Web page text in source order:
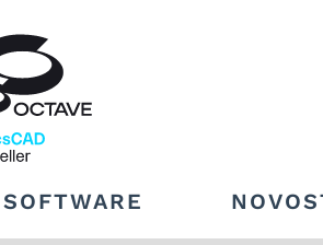
SOFTWARE